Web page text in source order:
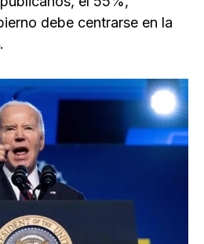
debe centrarse en la